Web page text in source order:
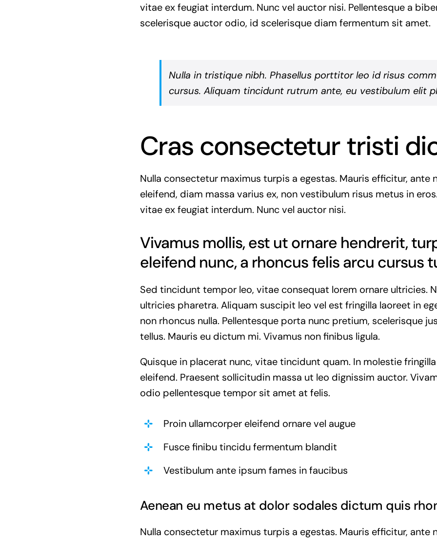
vitae ex feugiat interdum. Nunc vel auctor nisi. Pellentesque a
scelerisque auctor odio, id scelerisque diam fermentum sit amet.
Nulla in tristique nibh. Phasellus porttitor leo id risus
cursus. Aliquam tincidunt rutrum ante, eu vestibulum elit
Cras consectetur tristi
Nulla consectetur maximus turpis a egestas. Mauris efficitur, ante
eleifend, diam massa varius ex, non vestibulum risus metus in
vitae ex feugiat interdum. Nunc vel auctor nisi.
Vivamus mollis, est ut ornare hendrerit,
eleifend nunc, a rhoncus felis arcu cursus
Sed tincidunt tempor leo, vitae consequat lorem ornare ultricies.
ultricies pharetra. Aliquam suscipit leo vel est fringilla laoreet in
non rhoncus nulla. Pellentesque porta nunc pretium, scelerisque
tellus. Mauris eu dictum mi. Vivamus non finibus ligula.
Quisque in placerat nunc, vitae tincidunt quam. In molestie
eleifend. Praesent sollicitudin massa ut leo dignissim auctor.
odio pellentesque tempor sit amet at felis.
Proin ullamcorper eleifend ornare vel augue
Fusce finibu tincidu fermentum blandit
Vestibulum ante ipsum fames in faucibus
Aenean eu metus at dolor sodales dictum quis
Nulla consectetur maximus turpis a egestas. Mauris efficitur, ante